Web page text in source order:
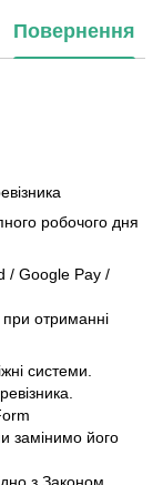
Повернення
робочого дня
/ Google Pay /
отриманні
системи.
замінимо його
з Законом